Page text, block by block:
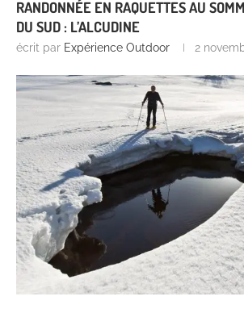
RANDONNÉE EN RAQUETTES AU
DU SUD : L’ALCUDINE
écrit par Expérience Outdoor 2